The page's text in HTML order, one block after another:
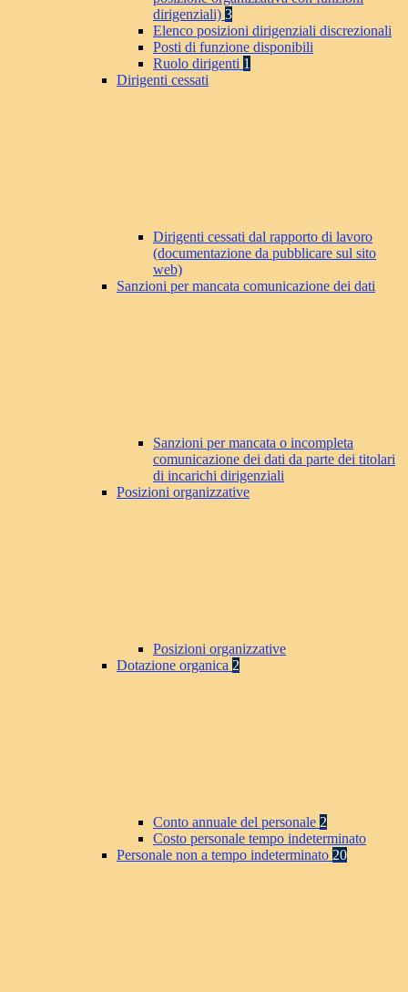
dirigenziali) 3
Elenco posizioni dirigenziali discrezionali
Posti di funzione disponibili
Ruolo dirigenti 1
Dirigenti cessati
Dirigenti cessati dal rapporto di lavoro
(documentazione da pubblicare sul sito
web)
Sanzioni per mancata comunicazione dei dati
Sanzioni per mancata o incompleta
comunicazione dei dati da parte dei titolari
di incarichi dirigenziali
Posizioni organizzative
Posizioni organizzative
Dotazione organica 2
Conto annuale del personale 2
Costo personale tempo indeterminato
Personale non a tempo indeterminato 20